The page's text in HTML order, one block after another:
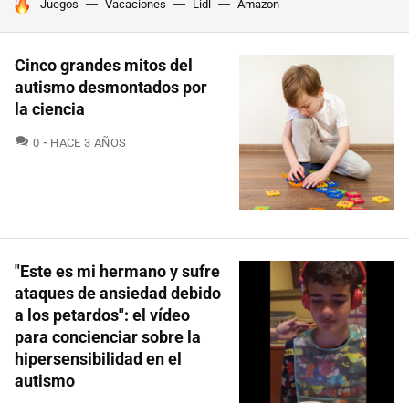
HOY SE HABLA DE
Juegos Vacaciones Lidl Amazon
Cinco grandes mitos del
autismo desmontados por
la ciencia
0 COMENTARIOS
HACE 3 AÑOS
"Este es mi hermano y sufre
ataques de ansiedad debido
a los petardos": el vídeo
para concienciar sobre la
hipersensibilidad en el
autismo